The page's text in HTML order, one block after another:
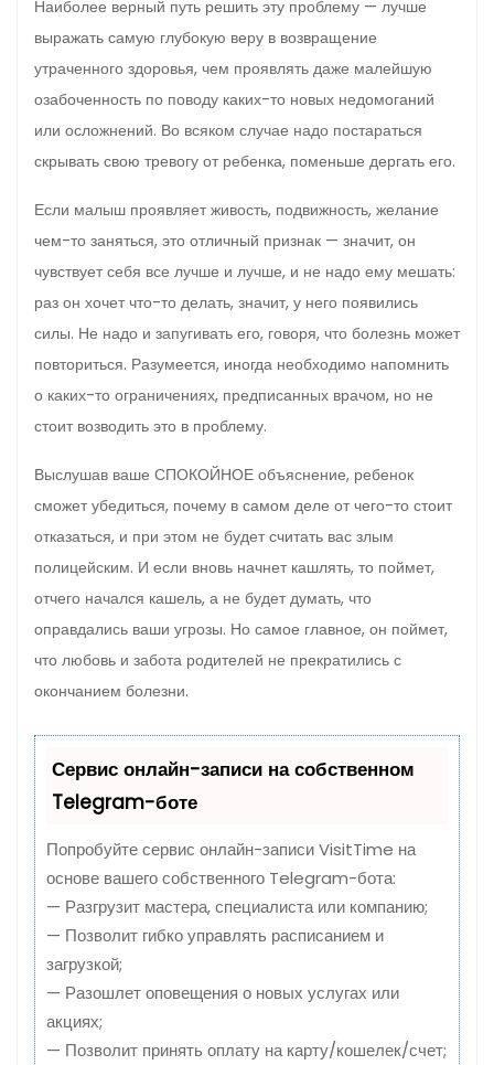
Наиболее верный путь решить эту проблему — лучше
выражать самую глубокую веру в возвращение
утраченно­го здоровья, чем проявлять даже малейшую
озабоченность по поводу каких-то новых недомоганий
или осложнений. Во всяком случае надо постараться
скрывать свою тревогу от ребенка, поменьше дергать его.
Если малыш прояв­ляет живость, подвижность, желание
чем-то заняться, это отличный признак — значит, он
чувствует себя все лучше и лучше, и не надо ему мешать:
раз он хочет что-то делать, значит, у него появились
силы. Не надо и запугивать его, говоря, что болезнь может
повториться. Разумеется, иногда необходимо напомнить
о каких-то ограничениях, предписанных врачом, но не
стоит возво­дить это в проблему.
Выслушав ваше СПОКОЙНОЕ объяснение, ребенок
сможет убедиться, почему в самом деле от чего-то стоит
отказаться, и при этом не будет счи­тать вас злым
полицейским. И если вновь начнет кашлять, то поймет,
отчего начался кашель, а не будет думать, что
оправдались ваши угрозы. Но самое главное, он поймет,
что любовь и забота родителей не прекратились с
оконча­нием болезни.
Сервис онлайн-записи на собственном
Telegram-боте
Попробуйте сервис онлайн-записи VisitTime на
основе вашего собственного Telegram-бота:
— Разгрузит мастера, специалиста или компанию;
— Позволит гибко управлять расписанием и
загрузкой;
— Разошлет оповещения о новых услугах или
акциях;
— Позволит принять оплату на карту/кошелек/счет;